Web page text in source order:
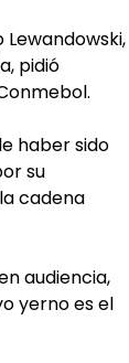
pidió
haber sido
su
cadena
audiencia,
yerno es el